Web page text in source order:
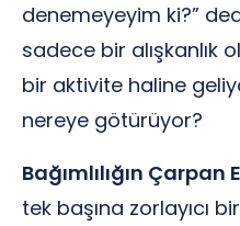
denemeyeyim ki?”
sadece bir alışkanlık
bir aktivite haline
nereye götürüyor?
Bağımlılığın Çarpan
tek başına zorlayıcı